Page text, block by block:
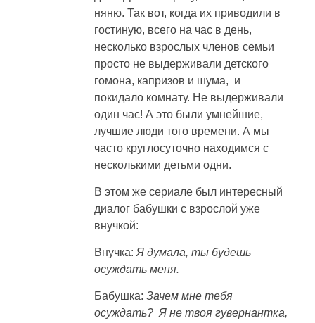
няню. Так вот, когда их приводили в
гостиную, всего на час в день,
несколько взрослых членов семьи
просто не выдерживали детского
гомона, капризов и шума, и
покидало комнату. Не выдерживали
один час! А это были умнейшие,
лучшие люди того времени. А мы
часто круглосуточно находимся с
несколькими детьми одни.
В этом же сериале был интересный
диалог бабушки с взрослой уже
внучкой:
Внучка: Я думала, ты будешь
осуждать меня.
Бабушка: Зачем мне тебя
осуждать? Я не твоя гувернантка,